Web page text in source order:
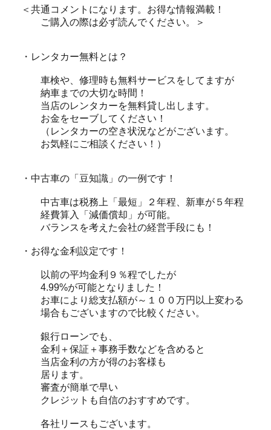
＜共通コメントになります。お得な情報満載！
ご購入の際は必ず読んでください。＞
・レンタカー無料とは？
車検や、修理時も無料サービスをしてますが
納車までの大切な時間！
当店のレンタカーを無料貸し出します。
お金をセーブしてください！
（レンタカーの空き状況などがございます。
お気軽にご相談ください！）
・中古車の「豆知識」の一例です！
中古車は税務上「最短」２年程、新車が５年程
経費算入「減価償却」が可能。
バランスを考えた会社の経営手段にも！
・お得な金利設定です！
以前の平均金利９％程でしたが
4.99%が可能となりました！
お車により総支払額が～１００万円以上変わる
場合もございますので比較ください。
銀行ローンでも、
金利＋保証＋事務手数などを含めると
当店金利の方が得のお客様も
居ります。
審査が簡単で早い
クレジットも自信のおすすめです。
各社リースもございます。